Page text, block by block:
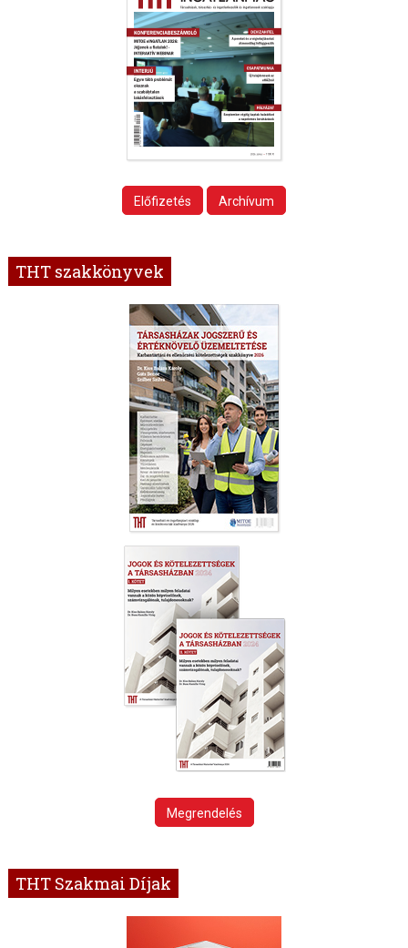
Előfizetés Archívum
THT szakkönyvek
Megrendelés
THT Szakmai Díjak